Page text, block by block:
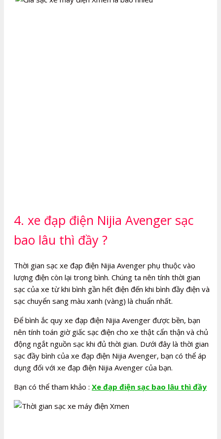
4. xe đạp điện Nijia Avenger sạc
bao lâu thì đầy ?
Thời gian sạc xe đạp điện Nijia Avenger phụ thuộc vào
lượng điện còn lại trong bình. Chúng ta nên tính thời gian
sạc của xe từ khi bình gần hết điện đến khi bình đầy điện và
sạc chuyển sang màu xanh (vàng) là chuẩn nhất.
Để bình ắc quy xe đạp điện Nijia Avenger được bền, bạn
nên tính toán giờ giấc sạc điện cho xe thật cẩn thận và chủ
động ngắt nguồn sạc khi đủ thời gian. Dưới đây là thời gian
sạc đầy bình của xe đạp điện Nijia Avenger, bạn có thể áp
dụng đối với xe đạp điện Nijia Avenger của bạn.
Bạn có thể tham khảo : Xe đạp điện sạc bao lâu thì đầy